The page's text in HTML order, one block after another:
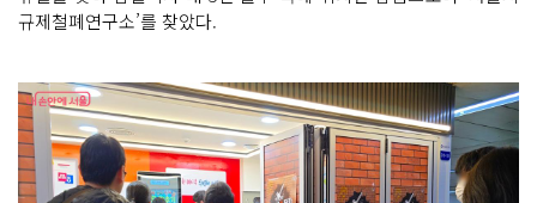
규제철폐연구소’를 찾았다.